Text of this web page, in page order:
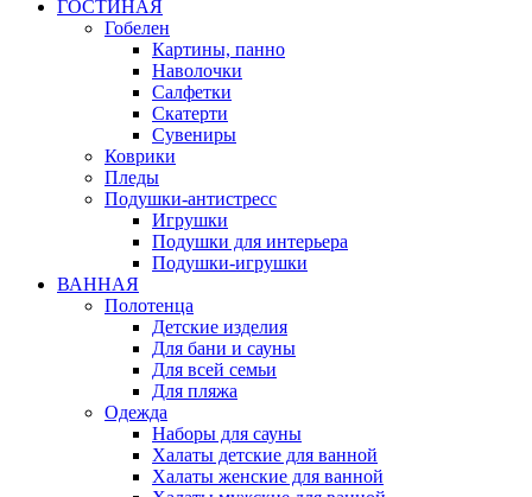
ГОСТИНАЯ
Гобелен
Картины, панно
Наволочки
Салфетки
Скатерти
Сувениры
Коврики
Пледы
Подушки-антистресс
Игрушки
Подушки для интерьера
Подушки-игрушки
ВАННАЯ
Полотенца
Детские изделия
Для бани и сауны
Для всей семьи
Для пляжа
Одежда
Наборы для сауны
Халаты детские для ванной
Халаты женские для ванной